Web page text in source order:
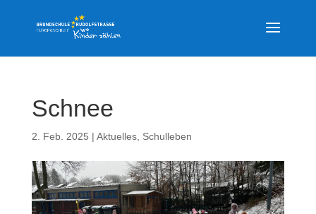
Schnee
2. Feb. 2025 | Aktuelles, Schulleben